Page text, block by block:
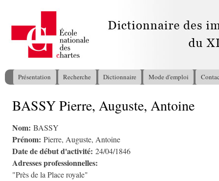
Menu principal
Présentation Recherche Dictionnaire Mode d'emploi
Vous êtes ici
BASSY Pierre, Auguste, Antoine
Nom: BASSY
Prénom: Pierre, Auguste, Antoine
Date de début d'activité: 24/04/1846
Adresses professionnelles:
"Près de la Place royale"